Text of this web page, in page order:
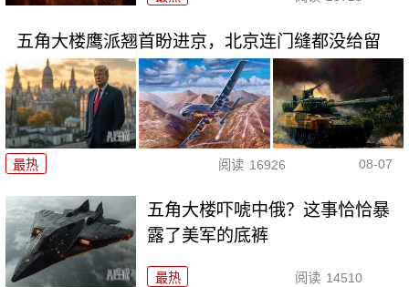
五角大楼鹰派翘首盼进京，北京连门缝都没给留
最热 阅读 16926 08-07
五角大楼吓唬中俄？这事恰恰暴
露了美军的底裤
最热 阅读 14510